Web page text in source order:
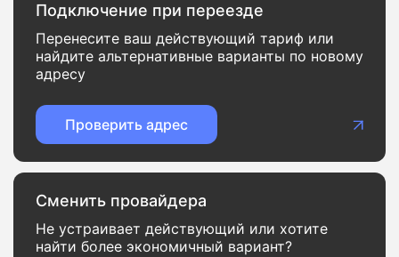
Подключение при переезде
Перенесите ваш действующий тариф или
найдите альтернативные варианты по новому
адресу
Проверить адрес
Сменить провайдера
Не устраивает действующий или хотите
найти более экономичный вариант?